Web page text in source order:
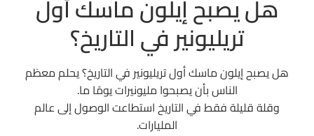
إيرادات سبيس إكس والنمو المالي
لماذا لا يزال المستثمرون متحمسين؟
المخاطر التي يجب على المستثمرين الانتباه لها
1. التقييم الضخم
هل يصبح إيلون ماسك أول
تريليونير في التاريخ؟
هل يصبح إيلون ماسك أول تريليونير في التاريخ؟ يحلم معظم
الناس بأن يصبحوا مليونيرات يومًا ما.
وقلة قليلة فقط في التاريخ استطاعت الوصول إلى عالم
المليارات.